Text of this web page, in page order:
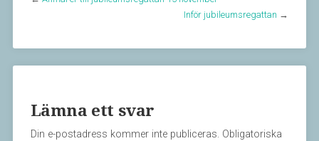
Inför jubileumsregattan →
Lämna ett svar
Din e-postadress kommer inte publiceras. Obligatoriska